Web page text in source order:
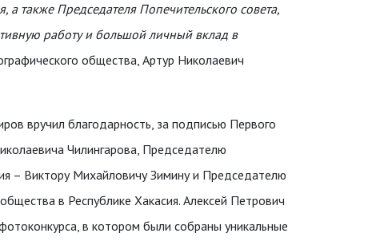
а также Председателя Попечительского совета,
работу и большойличный вклад в
общества, Артур Николаевич
вручил благодарность, за подписью Первого
Чилингарова, Председателю
– Виктору Михайловичу Зимину и Председателю
в Республике Хакасия. Алексей Петрович
в котором были собраны уникальные